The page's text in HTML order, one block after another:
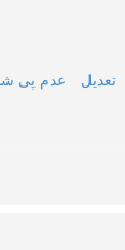
تعدیل عدم پی